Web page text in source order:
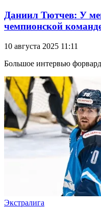
Даниил Тютчев: У
чемпионской
10 августа 2025 11:11
Большое интервью
Экстралига